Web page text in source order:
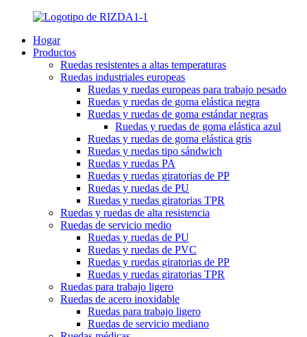
Hogar
Productos
Ruedas resistentes a altas temperaturas
Ruedas industriales europeas
Ruedas y ruedas europeas para trabajo pesado
Ruedas y ruedas de goma elástica negra
Ruedas y ruedas de goma estándar negras
Ruedas y ruedas de goma elástica azul
Ruedas y ruedas de goma elástica gris
Ruedas y ruedas tipo sándwich
Ruedas y ruedas PA
Ruedas y ruedas giratorias de PP
Ruedas y ruedas de PU
Ruedas y ruedas giratorias TPR
Ruedas y ruedas de alta resistencia
Ruedas de servicio medio
Ruedas y ruedas de PU
Ruedas y ruedas de PVC
Ruedas y ruedas giratorias de PP
Ruedas y ruedas giratorias TPR
Ruedas para trabajo ligero
Ruedas de acero inoxidable
Ruedas para trabajo ligero
Ruedas de servicio mediano